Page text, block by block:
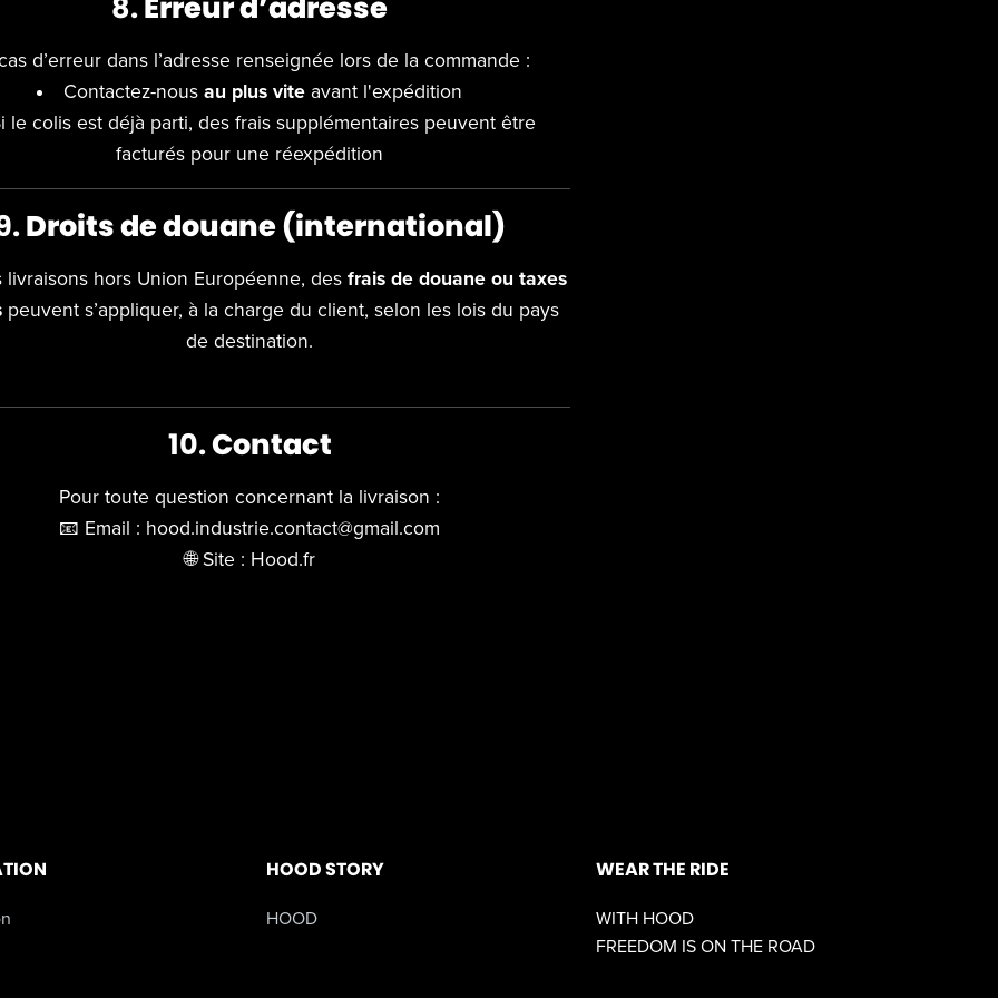
d’erreur dans l’adresse renseignée lors de la commande :
Contactez-nous au plus viteavant l'expédition
le colis est déjà parti, des frais supplémentaires peuvent être
facturés pour une réexpédition
Droits de douane (international)
livraisons hors Union Européenne, des frais de douane ou taxes
peuvent s’appliquer, à la charge du client, selon les lois du pays
de destination.
10.Contact
Pour toute question concernant la livraison :
📧 Email : hood.industrie.contact@gmail.com
🌐 Site : Hood.fr
HOOD STORY
HOOD
WEAR THE RIDE
WITH HOOD
FREEDOM IS ON THE ROAD